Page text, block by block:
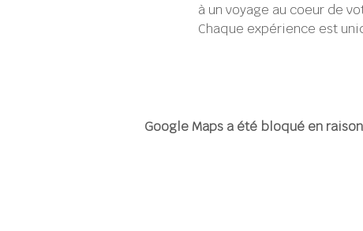
à un voyage au coeur de
Chaque expérience est
Google Maps a été bloqué en